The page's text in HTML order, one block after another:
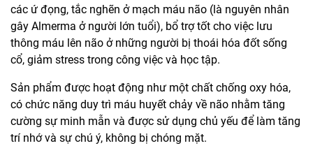
các ứ đọng, tắc nghẽn ở mạch máu não (là nguyên nhân
gây Almerma ở người lớn tuổi), bổ trợ tốt cho việc lưu
thông máu lên não ở những người bị thoái hóa đốt sống
cổ, giảm stress trong công việc và học tập.
Sản phẩm được hoạt động như một chất chống oxy hóa,
có chức năng duy trì máu huyết chảy về não nhằm tăng
cường sự minh mẫn và được sử dụng chủ yếu để làm tăng
trí nhớ và sự chú ý, không bị chóng mặt.